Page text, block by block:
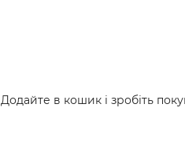
в кошик і зробіть